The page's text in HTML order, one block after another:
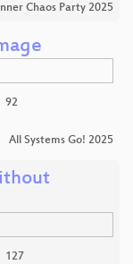
Chaos Party 2025
92
All Systems Go! 2025
127